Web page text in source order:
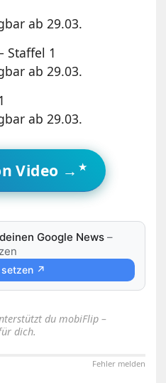
ab 29.03.
Staffel 1
ab 29.03.
ab 29.03.
Video →
Google News –
setzen ↗
du mobiFlip –
dich.
Fehler melden